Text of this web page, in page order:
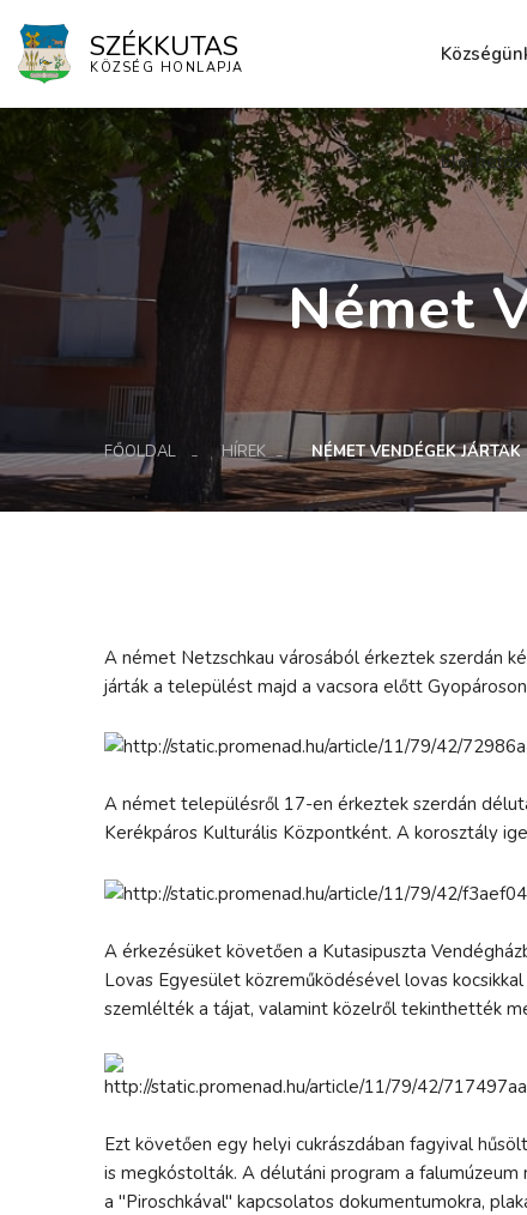
SZÉKKUTAS
KÖZSÉG HONLAPJA
Német
FŐOLDAL HÍREK NÉMET VENDÉGEK
A német Netzschkau városából érkeztek szerdán
járták a települést majd a vacsora előtt
A német településről 17-en érkeztek szerdán
Kerékpáros Kulturális Központként. A korosztály
A érkezésüket követően a Kutasipuszta
Lovas Egyesület közreműködésével lovas
szemlélték a tájat, valamint közelről tekinthették
Ezt követően egy helyi cukrászdában fagyival
is megkóstolták. A délutáni program a
a "Piroschkával" kapcsolatos dokumentumokra,